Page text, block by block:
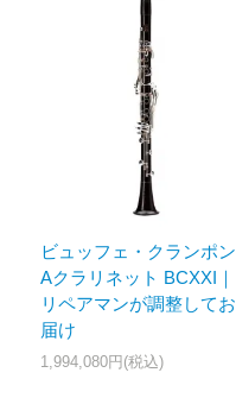
ビュッフェ・クランポン
Aクラリネット BCXXI｜
リペアマンが調整してお
届け
1,994,080円(税込)